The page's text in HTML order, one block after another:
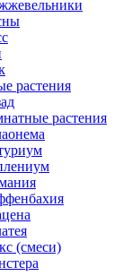
растения
растения
(смеси)